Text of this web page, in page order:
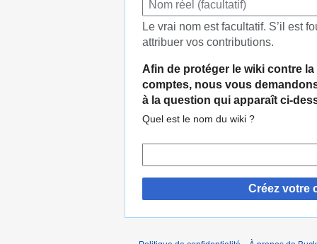
Le vrai nom est facultatif. S’il est
attribuer vos contributions.
Afin de protéger le wiki contre
comptes, nous vous
à la question qui apparaît ci-
Quel est le nom du wiki ?
Créez votre